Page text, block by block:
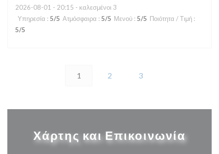
2026-08-01 - 20:15 - καλεσμένοι 3
Υπηρεσία : 5/5 Ατμόσφαιρα : 5/5 Μενού : 5/5 Ποιότητα / Τιμή :
5/5
1 2 3
Χάρτης και Επικοινωνία